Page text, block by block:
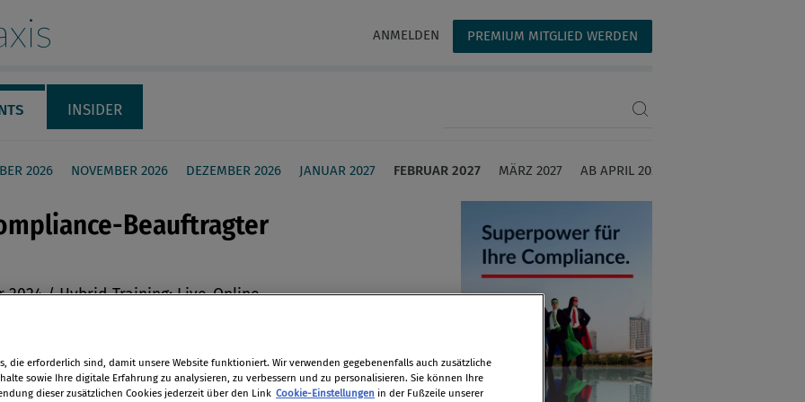
ANMELDEN PREMIUM MITGLIED WERDEN
INSIDER
2026 NOVEMBER 2026 DEZEMBER 2026 JANUAR 2027 FEBRUAR 2027 MÄRZ 2027 AB APRIL 2027
Beauftragter
2024 / Hybrid-Training: Live-Online
die erforderlich sind, damit unsere Website funktioniert. Wir verwenden gegebenenfalls auch zusätzliche
sowie Ihre digitale Erfahrung zu analysieren, zu verbessern und zu personalisieren. Sie können Ihre
dieser zusätzlichen Cookies jederzeit über den Link Cookie-Einstellungen in der Fußzeile unserer